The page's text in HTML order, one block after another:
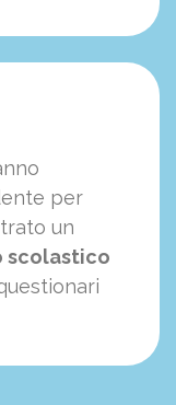
per
un
scolastico